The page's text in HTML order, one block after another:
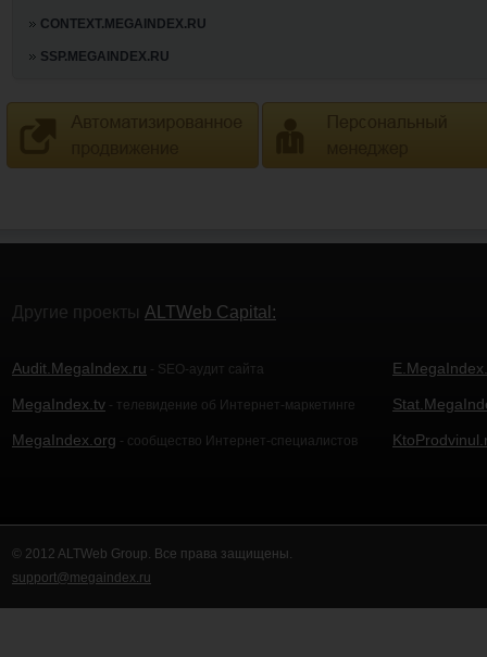
CONTEXT.MEGAINDEX.RU
SSP.MEGAINDEX.RU
Другие проекты ALTWeb Capital:
Audit.MegaIndex.ru - SEO-аудит сайта
MegaIndex.tv - телевидение об Интернет-маркетинге
MegaIndex.org - сообщество Интернет-специалистов
© 2012 ALTWeb Group. Все права защищены.
support@megaindex.ru